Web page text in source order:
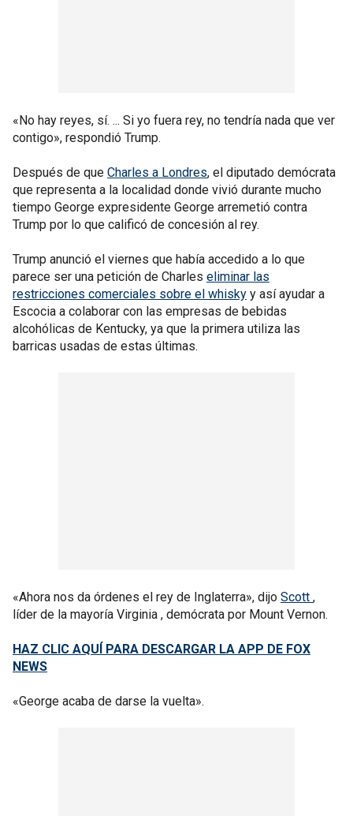
«No hay reyes, sí. ... Si yo fuera rey, no tendría nada que ver
contigo», respondió Trump.
Después de que Charles a Londres, el diputado demócrata
que representa a la localidad donde vivió durante mucho
tiempo George expresidente George arremetió contra
Trump por lo que calificó de concesión al rey.
Trump anunció el viernes que había accedido a lo que
parece ser una petición de Charles eliminar las
restricciones comerciales sobre el whisky y así ayudar a
Escocia a colaborar con las empresas de bebidas
alcohólicas de Kentucky, ya que la primera utiliza las
barricas usadas de estas últimas.
«Ahora nos da órdenes el rey de Inglaterra», dijo Scott ,
líder de la mayoría Virginia , demócrata por Mount Vernon.
HAZ CLIC AQUÍ PARA DESCARGAR LA APP DE FOX
NEWS
«George acaba de darse la vuelta».